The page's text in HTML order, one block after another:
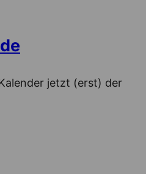
jetzt (erst) der